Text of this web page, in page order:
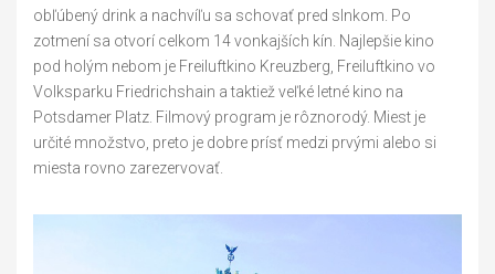
obľúbený drink a nachvíľu sa schovať pred slnkom. Po
zotmení sa otvorí celkom 14 vonkajších kín. Najlepšie kino
pod holým nebom je Freiluftkino Kreuzberg, Freiluftkino vo
Volksparku Friedrichshain a taktiež veľké letné kino na
Potsdamer Platz. Filmový program je rôznorodý. Miest je
určité množstvo, preto je dobre prísť medzi prvými alebo si
miesta rovno zarezervovať.